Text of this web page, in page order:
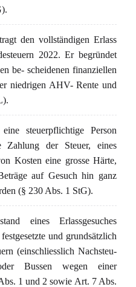
den vollständigen Erlass
2022. Er begründet
be- scheidenen finanziellen
niedrigen AHV- Rente und
steuerpflichtige Person
der Steuer, eines
Kosten eine grosse Härte,
auf Gesuch hin ganz
(§ 230 Abs. 1 StG).
eines Erlassgesuches
und grundsätzlich
(einschliesslich Nachsteu-
Bussen wegen einer
1 und 2 sowie Art. 7 Abs.